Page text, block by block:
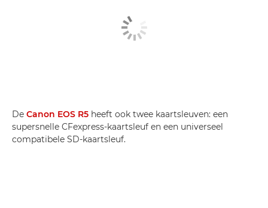
De Canon EOS R5 heeft ook twee kaartsleuven: een
supersnelle CFexpress-kaartsleuf en een universeel
compatibele SD-kaartsleuf.